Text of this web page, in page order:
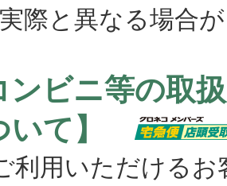
と異なる場合が
ンビニ等の取
いて】
用いただけるお